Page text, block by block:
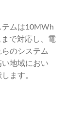
テムは10MWh
で対応し、電
のシステム
地域におい
ます。